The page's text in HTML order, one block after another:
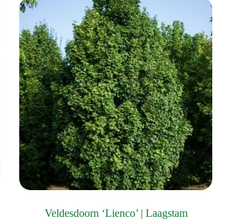
Deze
optie
kan
gekozen
worden
op
de
productpagina
Veldesdoorn ‘Lienco’ | Laagstam